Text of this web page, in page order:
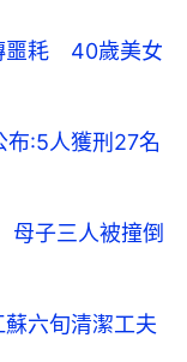
噩耗 40歲美女
:5人獲刑27名
子三人被撞倒
六旬清潔工夫